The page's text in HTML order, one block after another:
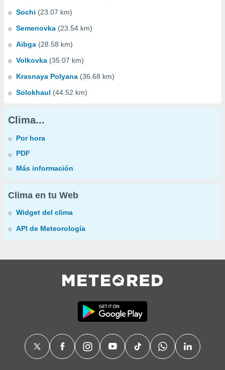
Sochi (23.07 km)
Semenovka (23.54 km)
Aibga (28.58 km)
Volkovka (35.07 km)
Krasnaya Polyana (36.68 km)
Solokhaul (44.52 km)
Clima...
Por hora
PDF
Más información
Clima en tu Web
Widget del clima
API de Meteorología